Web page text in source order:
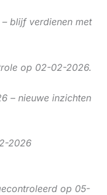
blijf verdienen met
op 02-02-2026.
– nieuwe inzichten
2026
op 05-